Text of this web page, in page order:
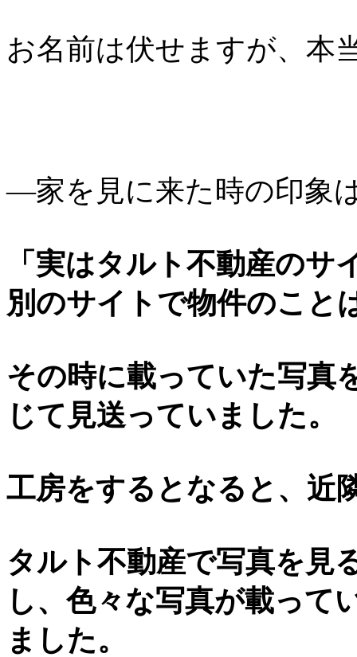
お名前は伏せますが、本
―家を見に来た時の印象
「実はタルト不動産の
別のサイトで物件のこと
その時に載っていた写真
じて見送っていました。
工房をするとなると、近
タルト不動産で写真を見
し、色々な写真が載って
ました。